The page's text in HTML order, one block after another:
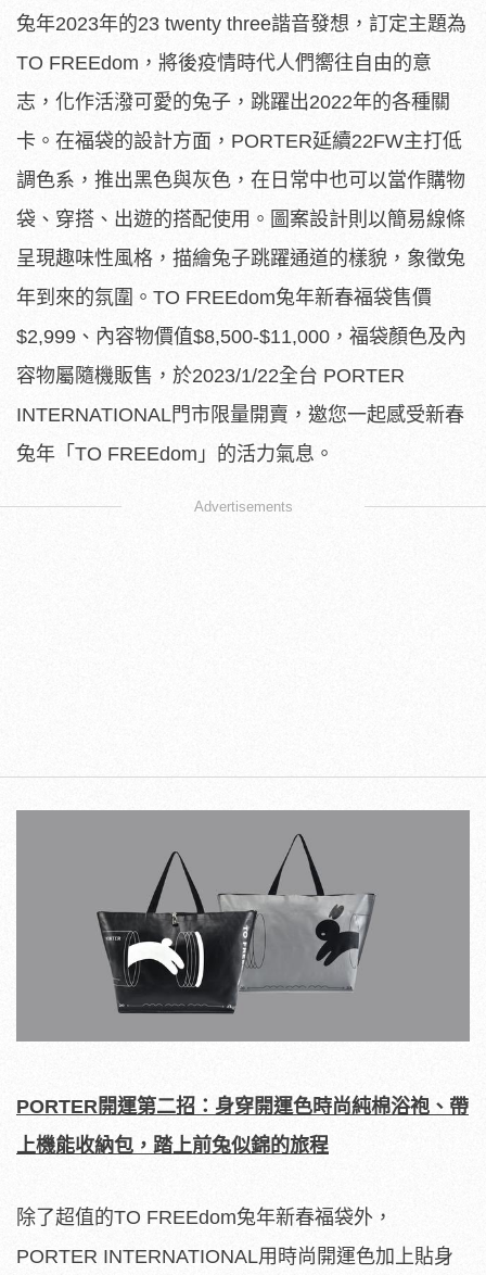
兔年2023年的23 twenty three諧音發想，訂定主題為
TO FREEdom，將後疫情時代人們嚮往自由的意
志，化作活潑可愛的兔子，跳躍出2022年的各種關
卡。在福袋的設計方面，PORTER延續22FW主打低
調色系，推出黑色與灰色，在日常中也可以當作購物
袋、穿搭、出遊的搭配使用。圖案設計則以簡易線條
呈現趣味性風格，描繪兔子跳躍通道的樣貌，象徵兔
年到來的氛圍。TO FREEdom兔年新春福袋售價
$2,999、內容物價值$8,500-$11,000，福袋顏色及內
容物屬隨機販售，於2023/1/22全台 PORTER
INTERNATIONAL門市限量開賣，邀您一起感受新春
兔年「TO FREEdom」的活力氣息。
Advertisements
PORTER 開運第二招：身穿開運色時尚純棉浴袍、帶
上機能收納包，踏上前兔似錦的旅程
除了超值的TO FREEdom兔年新春福袋外，
PORTER INTERNATIONAL用時尚開運色加上貼身